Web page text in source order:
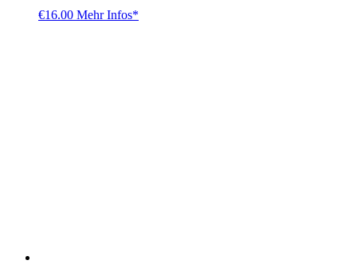
€16.00 Mehr Infos*